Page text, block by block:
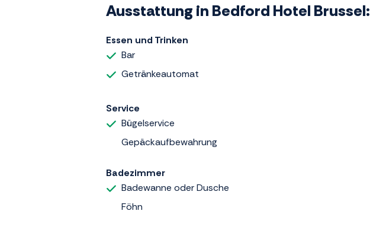
Ausstattung in Bedford Hotel Brussel:
Essen und Trinken
Bar
Getränkeautomat
Service
Bügelservice
Gepäckaufbewahrung
Badezimmer
Badewanne oder Dusche
Föhn